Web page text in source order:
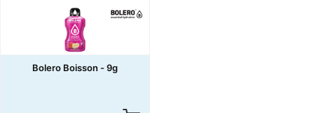
Bolero Boisson - 9g